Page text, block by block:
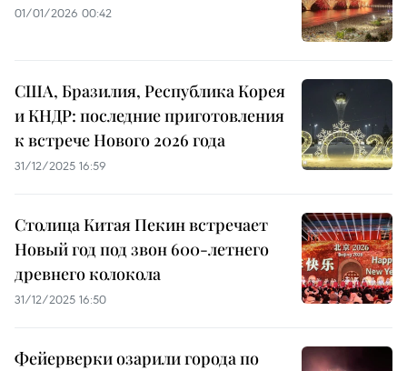
01/01/2026 00:42
США, Бразилия, Республика Корея
и КНДР: последние приготовления
к встрече Нового 2026 года
31/12/2025 16:59
Столица Китая Пекин встречает
Новый год под звон 600-летнего
древнего колокола
31/12/2025 16:50
Фейерверки озарили города по